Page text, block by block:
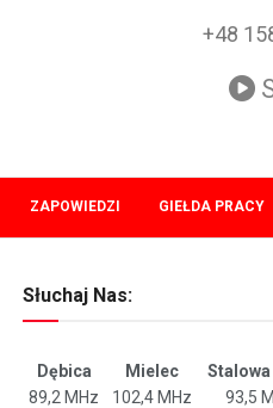
+48
ZAPOWIEDZI GIEŁDA PRACY
Słuchaj Nas:
Dębica Mielec Stalowa
89,2 MHz
102,4 MHz 93,5